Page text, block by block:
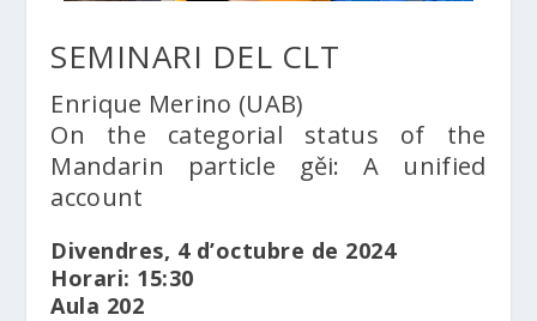
SEMINARI DEL CLT
Enrique Merino (UAB)
On the categorial status of the
Mandarin particle gěi: A unified
account
Divendres, 4 d’octubre de 2024
Horari: 15:30
Aula 202